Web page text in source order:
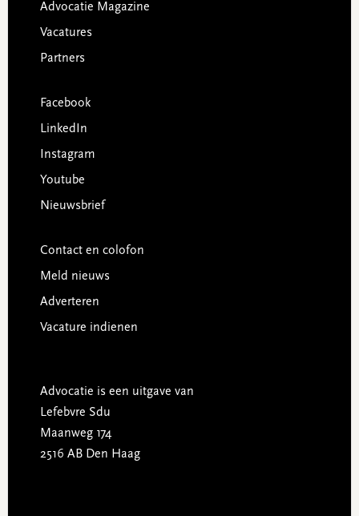
Advocatie Magazine
Vacatures
Partners
Facebook
LinkedIn
Instagram
Youtube
Nieuwsbrief
Contact en colofon
Meld nieuws
Adverteren
Vacature indienen
Advocatie is een uitgave van
Lefebvre Sdu
Maanweg 174
2516 AB Den Haag